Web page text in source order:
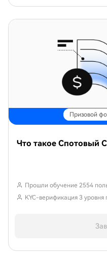
Призовой
Что такое Спотовый
Прошли обучение 2554
KYC-верификация 3 уровня